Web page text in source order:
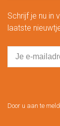
Schrijf je nu in
laatste
Door u aan te